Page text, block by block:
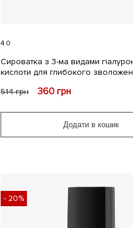
4.0
Сироватка з 3-ма видами
кислоти для глибокого
514грн 360 грн
Додати в кошик
- 20%